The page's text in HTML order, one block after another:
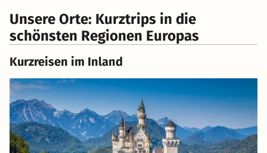
Unsere Orte: Kurztrips in die
schönsten Regionen Europas
Kurzreisen im Inland